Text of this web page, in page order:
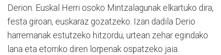
Derion. Euskal Herri osoko Mintzalagunak elkartuko dira,
festa giroan, euskaraz gozatzeko. Izan dadila Derio
harremanak estutzeko hi­tzordu, urtean zehar egindako
lana eta etorriko diren lorpenak ospatzeko jaia.